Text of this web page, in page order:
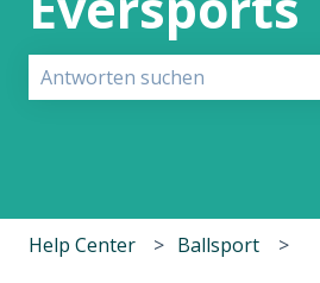
Help Center Ballsport